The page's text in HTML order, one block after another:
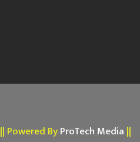
|| Powered ByProTech Media ||